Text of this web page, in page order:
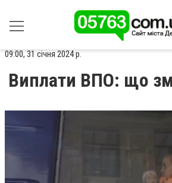
09:00, 31 січня 2024 р.
Виплати ВПО: що